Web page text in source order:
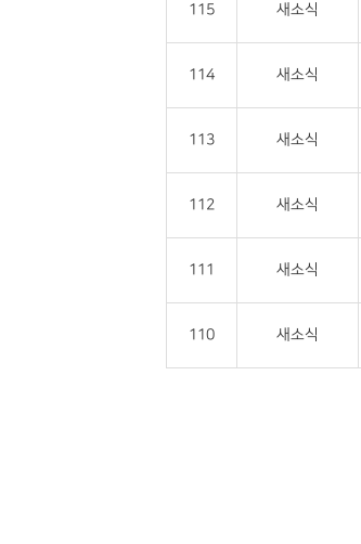
115 새소식
114 새소식
113 새소식
112 새소식
111 새소식
110 새소식